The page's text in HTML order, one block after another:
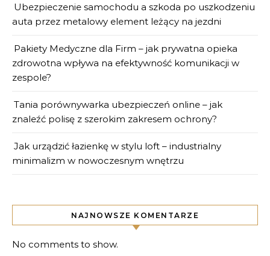
Ubezpieczenie samochodu a szkoda po uszkodzeniu
auta przez metalowy element leżący na jezdni
Pakiety Medyczne dla Firm – jak prywatna opieka
zdrowotna wpływa na efektywność komunikacji w
zespole?
Tania porównywarka ubezpieczeń online – jak
znaleźć polisę z szerokim zakresem ochrony?
Jak urządzić łazienkę w stylu loft – industrialny
minimalizm w nowoczesnym wnętrzu
NAJNOWSZE KOMENTARZE
No comments to show.